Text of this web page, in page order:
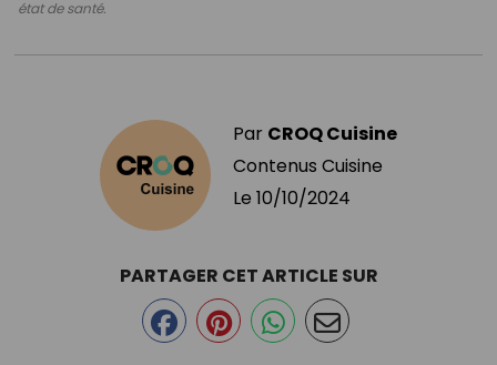
état de santé.
Par CROQ Cuisine
Contenus Cuisine
Le 10/10/2024
PARTAGER CET ARTICLE SUR